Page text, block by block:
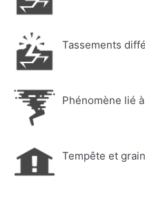
Tassements
Phénomène lié
Tempête et